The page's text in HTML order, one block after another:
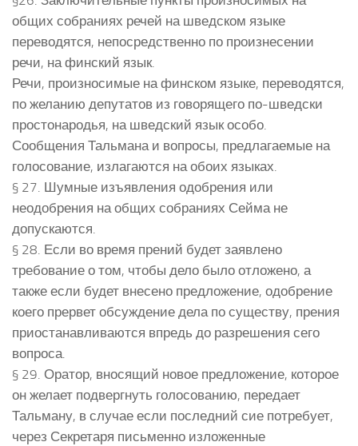
общих собраниях речей на шведском языке
переводятся, непосредственно по произнесении
речи, на финский язык.
Речи, произносимые на финском языке, переводятся,
по желанию депутатов из говорящего по-шведски
простонародья, на шведский язык особо.
Сообщения Тальмана и вопросы, предлагаемые на
голосование, излагаются на обоих языках.
§ 27. Шумные изъявления одобрения или
неодобрения на общих собраниях Сейма не
допускаются.
§ 28. Если во время прений будет заявлено
требование о том, чтобы дело было отложено, а
также если будет внесено предложение, одобрение
коего прервет обсуждение дела по существу, прения
приостанавливаются впредь до разрешения сего
вопроса.
§ 29. Оратор, вносящий новое предложение, которое
он желает подвергнуть голосованию, передает
Тальману, в случае если последний сие потребует,
через Секретаря письменно изложенные